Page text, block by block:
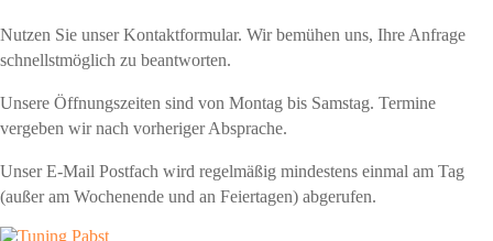
Nutzen Sie unser Kontaktformular. Wir bemühen uns, Ihre Anfrage
schnellstmöglich zu beantworten.
Unsere Öffnungszeiten sind von Montag bis Samstag. Termine
vergeben wir nach vorheriger Absprache.
Unser E-Mail Postfach wird regelmäßig mindestens einmal am Tag
(außer am Wochenende und an Feiertagen) abgerufen.